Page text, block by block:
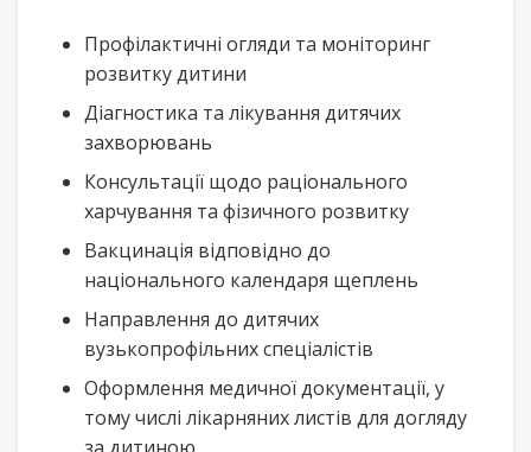
Профілактичні огляди та моніторинг
розвитку дитини
Діагностика та лікування дитячих
захворювань
Консультації щодо раціонального
харчування та фізичного розвитку
Вакцинація відповідно до
національного календаря щеплень
Направлення до дитячих
вузькопрофільних спеціалістів
Оформлення медичної документації, у
тому числі лікарняних листів для догляду